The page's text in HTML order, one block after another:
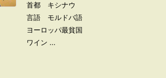
首都 キシナウ
言語 モルドバ語
ヨーロッパ最貧国
ワイン ...